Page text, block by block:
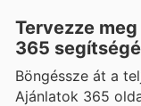
Tervezze
365
Böngéssze át a
Ajánlatok 365